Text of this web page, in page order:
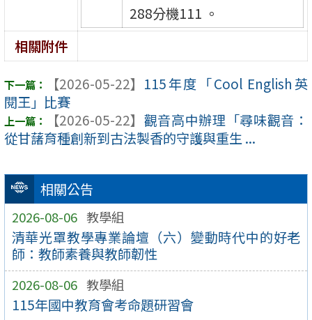
相關公告
2026-08-06 教學組
清華光罩教學專業論壇（六）變動時代中的好老
師：教師素養與教師韌性
2026-08-06 教學組
115年國中教育會考命題研習會
288分機111 。
相關附件
【2026-05-22】 115年度「Cool English英
閱王」比賽
【2026-05-22】 觀音高中辦理「尋味觀音：
從甘藷育種創新到古法製香的守護與重生 ...